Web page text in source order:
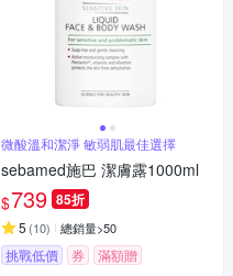
微酸溫和潔淨 敏弱肌最佳選擇
sebamed施巴 潔膚露1000ml
$739 85折
5 (10) 總銷量>50
挑戰低價 券 滿額贈